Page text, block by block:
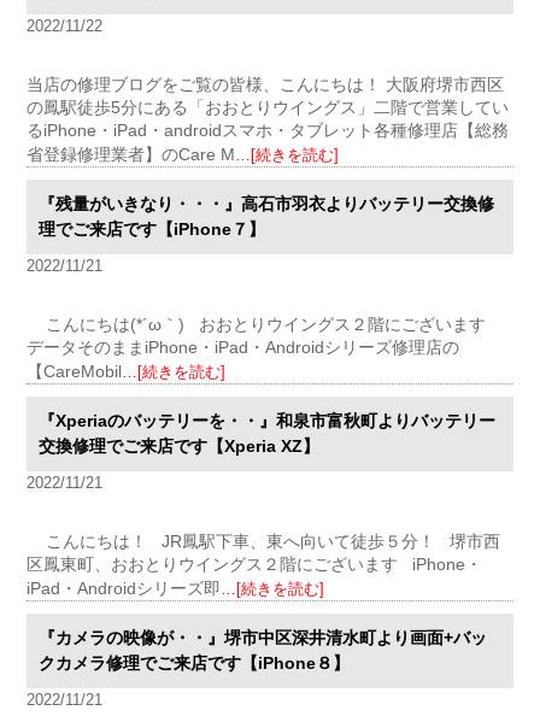
2022/11/22
当店の修理ブログをご覧の皆様、こんにちは！ 大阪府堺市西区
の鳳駅徒歩5分にある「おおとりウイングス」二階で営業してい
るiPhone・iPad・androidスマホ・タブレット各種修理店【総務
省登録修理業者】のCare M…[続きを読む]
『残量がいきなり・・・』高石市羽衣よりバッテリー交換修
理でご来店です【iPhone７】
2022/11/21
こんにちは(*´ω｀) おおとりウイングス２階にございます
データそのままiPhone・iPad・Androidシリーズ修理店の
【CareMobil…[続きを読む]
『Xperiaのバッテリーを・・』和泉市富秋町よりバッテリー
交換修理でご来店です【Xperia XZ】
2022/11/21
こんにちは！ JR鳳駅下車、東へ向いて徒歩５分！ 堺市西
区鳳東町、おおとりウイングス２階にございます iPhone・
iPad・Androidシリーズ即…[続きを読む]
『カメラの映像が・・』堺市中区深井清水町より画面+バッ
クカメラ修理でご来店です【iPhone８】
2022/11/21